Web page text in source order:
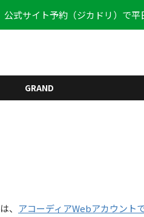
公式サイト予約（ジカドリ）で
GRAND
、 アコーディアWebアカウント